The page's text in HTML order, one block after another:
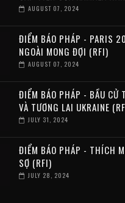
AUGUST 07, 2024
ĐIỂM BÁO PHÁP - PARIS
NGOÀI MONG ĐỢI (RFI)
AUGUST 07, 2024
ĐIỂM BÁO PHÁP - BẦU CỬ
VÀ TƯƠNG LAI UKRAINE
JULY 31, 2024
ĐIỂM BÁO PHÁP - THÍCH
SỢ (RFI)
JULY 28, 2024